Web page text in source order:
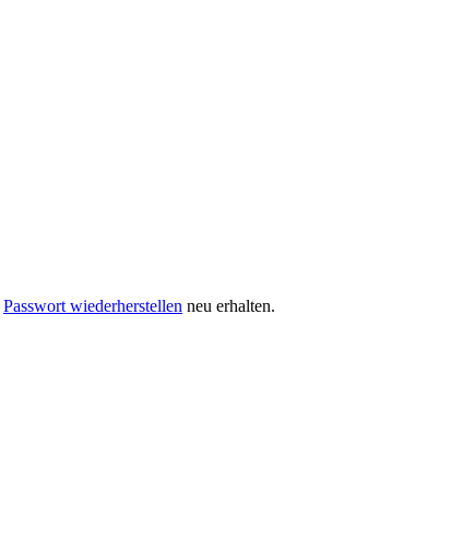
Passwort wiederherstellen neu erhalten.